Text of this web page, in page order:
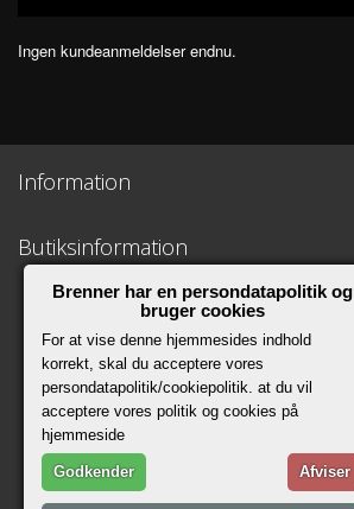
Ingen kundeanmeldelser endnu.
Information
Butiksinformation
Brenner har en persondatapolitik og
bruger cookies
For at vise denne hjemmesides indhold
korrekt, skal du acceptere vores
persondatapolitik/cookiepolitik. at du vil
acceptere vores politik og cookies på
hjemmeside
Godkender Afviser